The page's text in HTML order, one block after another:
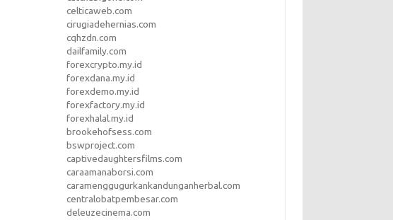
celticaweb.com
cirugiadehernias.com
cqhzdn.com
dailfamily.com
forexcrypto.my.id
forexdana.my.id
forexdemo.my.id
forexfactory.my.id
forexhalal.my.id
brookehofsess.com
bswproject.com
captivedaughtersfilms.com
caraamanaborsi.com
caramenggugurkankandunganherbal.com
centralobatpembesar.com
deleuzecinema.com